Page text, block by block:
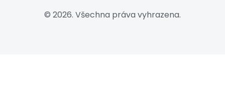
© 2026. Všechna práva vyhrazena.